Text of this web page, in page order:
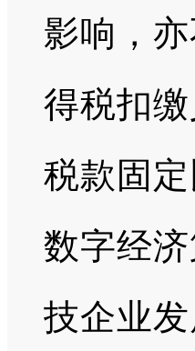
影响，
得税扣
税款固
数字经
技企业